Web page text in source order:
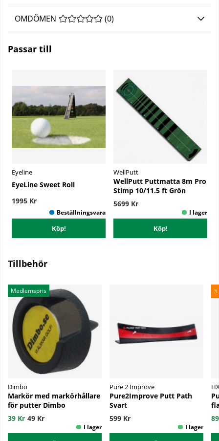
OMDÖMEN MEDELBETYG 0 AV 5 ANTAL BETYG 0
(0)
Passar till
Eyeline
EyeLine Sweet Roll
1995 Kr
Köp!
WellPutt
WellPutt Puttmatta 8m Pro
Stimp 10/11.5 ft Grön
5699 Kr
Köp!
Tillbehör
Medlemspris
Dimbo
Markör med markörhållare
för putter Dimbo
39 Kr 49 Kr
Pure 2 Improve
Pure2Improve Putt Path
Svart
599 Kr
5